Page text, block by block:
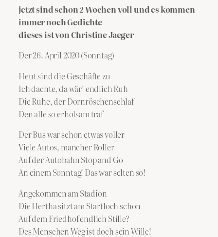
jetzt sind schon 2 Wochen voll und es kommen
immer noch Gedichte
dieses ist von Christine Jaeger
Der 26. April 2020 (Sonntag)
Heut sind die Geschäfte zu
Ich dachte, da wär’ endlich Ruh
Die Ruhe, der Dornröschenschlaf
Den alle so erholsam traf
Der Bus war schon etwas voller
Viele Autos, mancher Roller
Auf der Autobahn Stop and Go
An einem Sonntag! Das war selten so!
Angekommen am Stadion
Die Hertha sitzt am Startloch schon
Auf dem Friedhof endlich Stille?
Des Menschen Weg ist doch sein Wille!